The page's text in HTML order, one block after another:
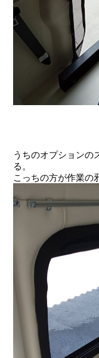
うちのオプションの
る。
こっちの方が作業の